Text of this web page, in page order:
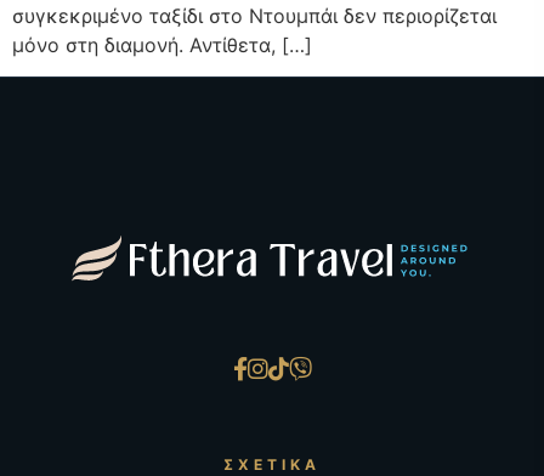
συγκεκριμένο ταξίδι στο Ντουμπάι δεν περιορίζεται
μόνο στη διαμονή. Αντίθετα, […]
ΣΧΕΤΙΚΆ